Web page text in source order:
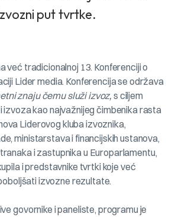
put tvrtke.
već tradicionalnoj 13. Konferenciji o
Lider media. Konferencija se održava
znaju čemu služi izvoz, s ciljem
izvoza kao najvažnijeg čimbenika rasta
Liderovog kluba izvoznika,
ministarstava i financijskih ustanova,
i zastupnika u Europarlamentu,
i predstavnike tvrtki koje već
izvozne rezultate.
govornike i paneliste, programu je